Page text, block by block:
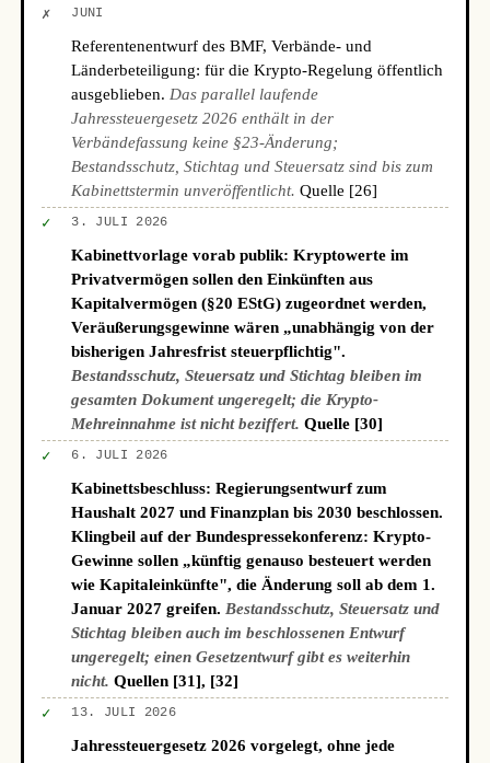
✗ JUNI
Referentenentwurf des BMF, Verbände- und
Länderbeteiligung: für die Krypto-Regelung öffentlich
ausgeblieben. Das parallel laufende
Jahressteuergesetz 2026 enthält in der
Verbändefassung keine §23-Änderung;
Bestandsschutz, Stichtag und Steuersatz sind bis zum
Kabinettstermin unveröffentlicht. Quelle [26]
✓ 3. JULI 2026
Kabinettvorlage vorab publik: Kryptowerte im
Privatvermögen sollen den Einkünften aus
Kapitalvermögen (§20 EStG) zugeordnet werden,
Veräußerungsgewinne wären „unabhängig von der
bisherigen Jahresfrist steuerpflichtig".
Bestandsschutz, Steuersatz und Stichtag bleiben im
gesamten Dokument ungeregelt; die Krypto-
Mehreinnahme ist nicht beziffert. Quelle [30]
✓ 6. JULI 2026
Kabinettsbeschluss: Regierungsentwurf zum
Haushalt 2027 und Finanzplan bis 2030 beschlossen.
Klingbeil auf der Bundespressekonferenz: Krypto-
Gewinne sollen „künftig genauso besteuert werden
wie Kapitaleinkünfte", die Änderung soll ab dem 1.
Januar 2027 greifen. Bestandsschutz, Steuersatz und
Stichtag bleiben auch im beschlossenen Entwurf
ungeregelt; einen Gesetzentwurf gibt es weiterhin
nicht. Quellen [31], [32]
✓ 13. JULI 2026
Jahressteuergesetz 2026 vorgelegt, ohne jede